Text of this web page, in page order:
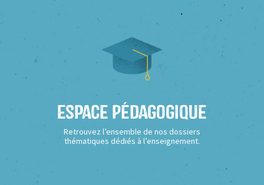
Espace Pédagogique
Retrouvez l’ensemble de nos dossiers
thématiques dédiés à l’enseignement.